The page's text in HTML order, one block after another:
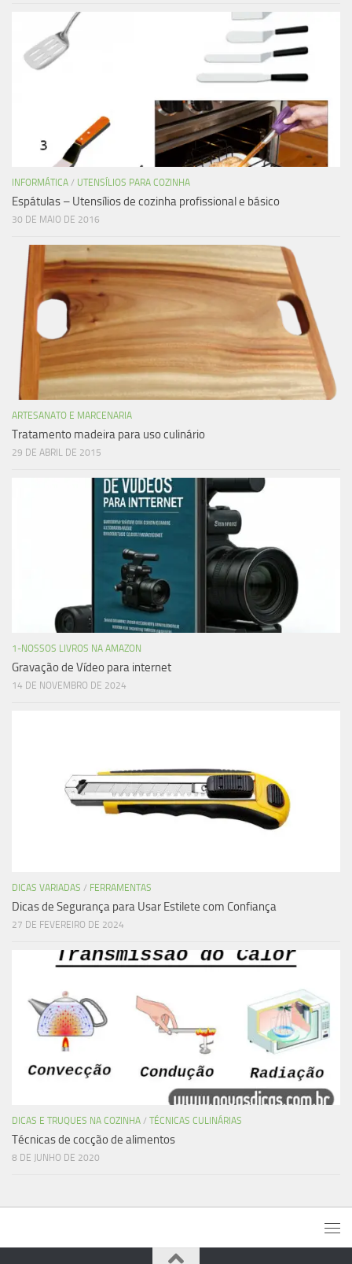
INFORMÁTICA / UTENSÍLIOS PARA COZINHA
Espátulas – Utensílios de cozinha profissional e básico
30 DE MAIO DE 2016
ARTESANATO E MARCENARIA
Tratamento madeira para uso culinário
29 DE ABRIL DE 2015
1-NOSSOS LIVROS NA AMAZON
Gravação de Vídeo para internet
14 DE NOVEMBRO DE 2024
DICAS VARIADAS / FERRAMENTAS
Dicas de Segurança para Usar Estilete com Confiança
27 DE FEVEREIRO DE 2024
DICAS E TRUQUES NA COZINHA / TÉCNICAS CULINÁRIAS
Técnicas de cocção de alimentos
8 DE JUNHO DE 2020